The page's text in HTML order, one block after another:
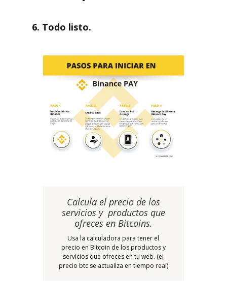
6. Todo listo.
Calcula el precio de los
servicios y productos que
ofreces en Bitcoins.
Usa la calculadora para tener el
precio en Bitcoin de los productos y
servicios que ofreces en tu web. (el
precio btc se actualiza en tiempo real)